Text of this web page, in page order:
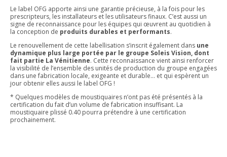
Le label OFG apporte ainsi une garantie précieuse, à la fois pour les
prescripteurs, les installateurs et les utilisateurs finaux. C’est aussi un
signe de reconnaissance pour les équipes qui œuvrent au quotidien à
la conception de produits durables et performants.
Le renouvellement de cette labellisation s’inscrit également dans une
dynamique plus large portée par le groupe Soleis Vision, dont
fait partie La Vénitienne. Cette reconnaissance vient ainsi renforcer
la visibilité de l’ensemble des unités de production du groupe engagées
dans une fabrication locale, exigeante et durable… et qui espèrent un
jour obtenir elles aussi le label OFG !
* Quelques modèles de moustiquaires n’ont pas été présentés à la
certification du fait d’un volume de fabrication insuffisant. La
moustiquaire plissé 0.40 pourra prétendre à une certification
prochainement.